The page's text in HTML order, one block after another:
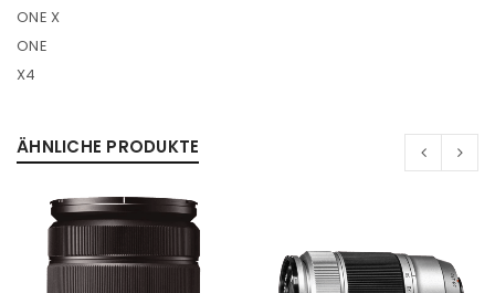
ANMELDEN
ONE X
ONE
X4
ÄHNLICHE PRODUKTE